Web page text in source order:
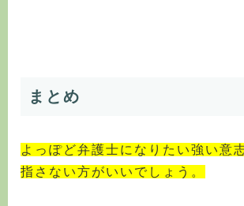
まとめ
よっぽど弁護士になりたい強い意
指さない方がいいでしょう。